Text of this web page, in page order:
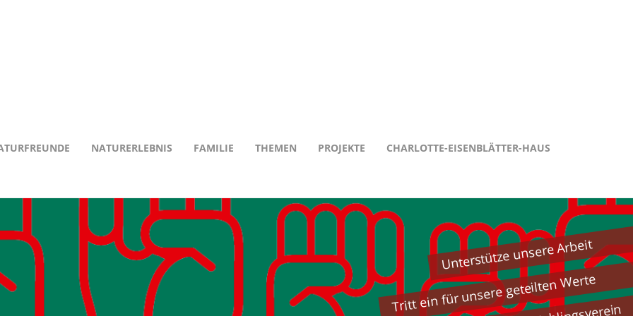
NATURERLEBNIS FAMILIE THEMEN PROJEKTE CHARLOTTE-EISENBLÄTTER-HAUS
Unterstütze unsere Arbeit
Tritt ein für unsere geteilten Werte